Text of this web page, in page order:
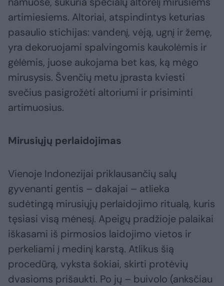
artimiesiems. Altoriai, atspindintys keturias
pasaulio stichijas: vandenį, vėją, ugnį ir žemę,
yra dekoruojami spalvingomis kaukolėmis ir
gėlėmis, juose aukojama bet kas, ką mėgo
mirusysis. Švenčių metu įprasta kviesti
svečius pasigrožėti altoriumi ir prisiminti
artimuosius.
Mirusiųjų perlaidojimas
Vienoje Indonezijai priklausančių salų
gyvenanti gentis – dakajai – atlieka
sudėtingą mirusiųjų perlaidojimo ritualą, kuris
tęsiasi visą mėnesį. Apeigų pradžioje palaikai
iškasami iš pirmosios laidojimo vietos ir
perkeliami į medinį karstą. Atlikus šią
procedūrą, vyksta šokiai, skirti protėvių
dvasioms prišaukti. Po jų – buivolo (anksčiau